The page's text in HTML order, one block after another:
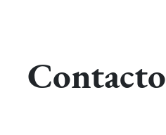
Contacto